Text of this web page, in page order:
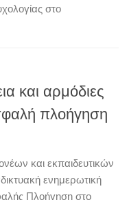
στο
και αρμόδιες
πλοήγηση
και εκπαιδευτικών
ενημερωτική
Πλοήγηση στο